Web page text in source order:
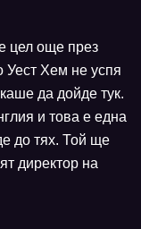
цел още през
Уест Хем не успя
да дойде тук.
и това е една
до тях. Той ще
директор на